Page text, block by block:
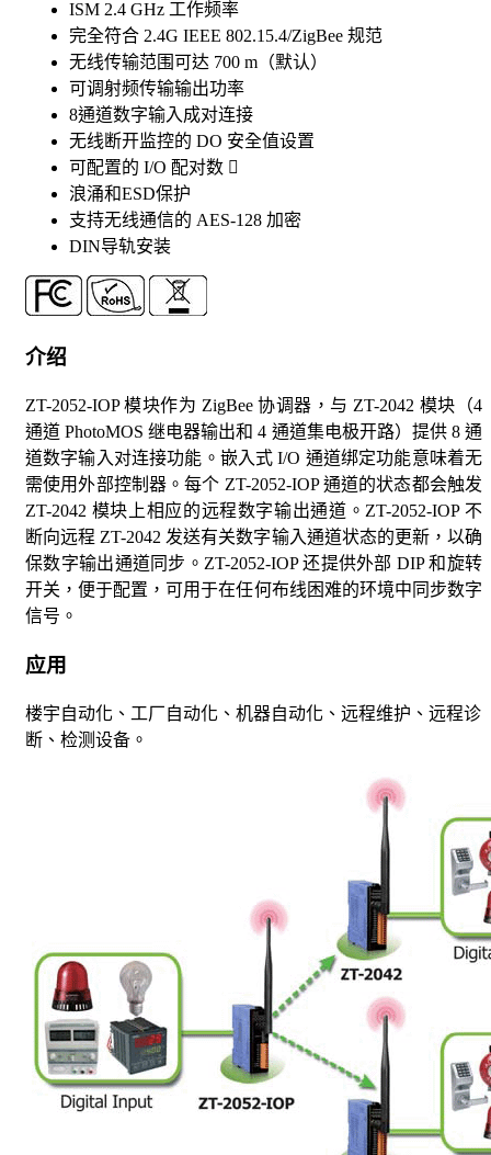
ISM 2.4 GHz 工作频率
完全符合 2.4G IEEE 802.15.4/ZigBee 规范
无线传输范围可达 700 m（默认）
可调射频传输输出功率
8通道数字输入成对连接
无线断开监控的 DO 安全值设置
可配置的 I/O 配对数 
浪涌和ESD保护
支持无线通信的 AES-128 加密
DIN导轨安装
介绍
ZT-2052-IOP 模块作为 ZigBee 协调器，与 ZT-2042 模块（4
通道 PhotoMOS 继电器输出和 4 通道集电极开路）提供 8 通
道数字输入对连接功能。嵌入式 I/O 通道绑定功能意味着无
需使用外部控制器。每个 ZT-2052-IOP 通道的状态都会触发
ZT-2042 模块上相应的远程数字输出通道。ZT-2052-IOP 不
断向远程 ZT-2042 发送有关数字输入通道状态的更新，以确
保数字输出通道同步。ZT-2052-IOP 还提供外部 DIP 和旋转
开关，便于配置，可用于在任何布线困难的环境中同步数字
信号。
应用
楼宇自动化、工厂自动化、机器自动化、远程维护、远程诊
断、检测设备。